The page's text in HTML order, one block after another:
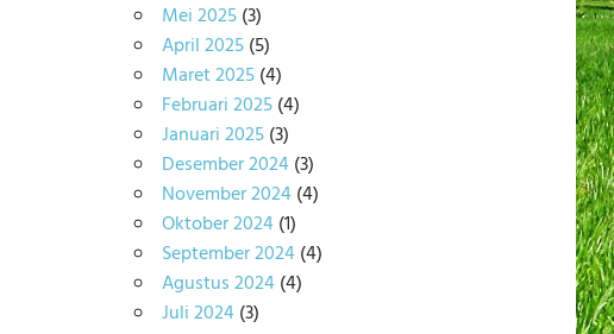
Mei 2025(3)
April 2025(5)
Maret 2025(4)
Februari 2025(4)
Januari 2025(3)
Desember 2024(3)
November 2024(4)
Oktober 2024(1)
September 2024(4)
Agustus 2024(4)
Juli 2024(3)